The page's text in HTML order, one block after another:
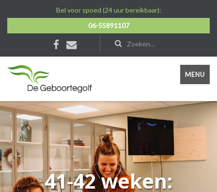
Bel voor spoed (24 uur bereikbaar):
06-55891107
MENU
41-42 weken: